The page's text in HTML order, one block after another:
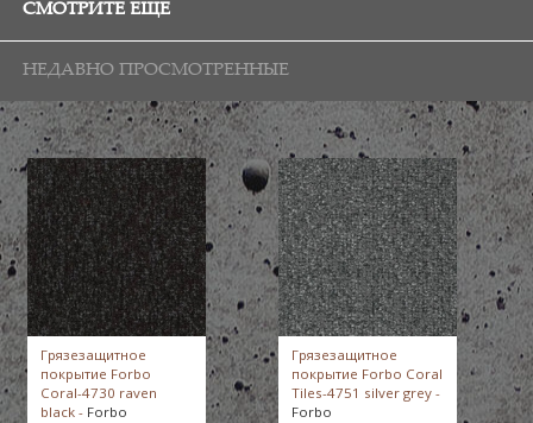
СМОТРИТЕ ЕЩЕ
НЕДАВНО ПРОСМОТРЕННЫЕ
Грязезащитное
покрытие Forbo
Coral-4730 raven
black - Forbo
Грязезащитное
покрытие Forbo Coral
Tiles-4751 silver grey -
Forbo